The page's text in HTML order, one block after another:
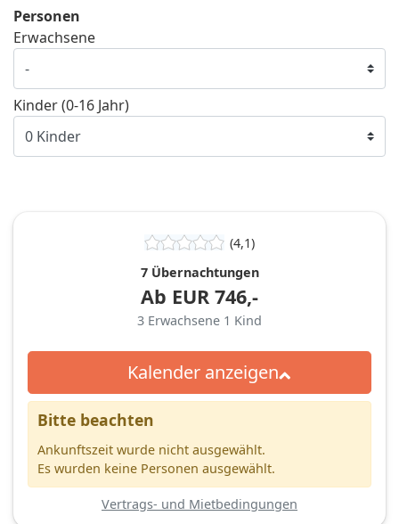
Personen
Erwachsene
Kinder (0-16 Jahr)
(4,1)
7 Übernachtungen
Ab EUR 746,-
3 Erwachsene 1 Kind
Kalender anzeigen
Bitte beachten
Ankunftszeit wurde nicht ausgewählt.
Es wurden keine Personen ausgewählt.
Vertrags- und Mietbedingungen